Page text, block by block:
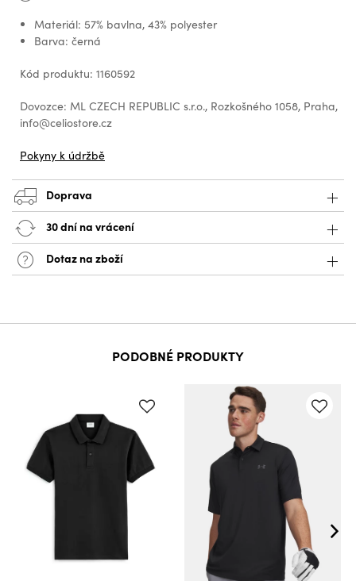
Materiál: 57% bavlna, 43% polyester
Barva: černá
Kód produktu: 1160592
Dovozce: ML CZECH REPUBLIC s.r.o., Rozkošného 1058, Praha,
info@celiostore.cz
Pokyny k údržbě
Doprava
30 dní na vrácení
Dotaz na zboží
PODOBNÉ PRODUKTY